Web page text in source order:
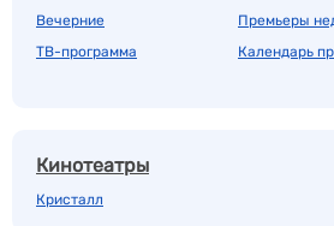
Вечерние
ТВ-программа
Премьеры
Календарь
Кинотеатры
Кристалл